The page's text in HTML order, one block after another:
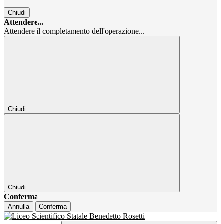
Chiudi
Attendere...
Attendere il completamento dell'operazione...
Chiudi
Chiudi
Conferma
Annulla Conferma